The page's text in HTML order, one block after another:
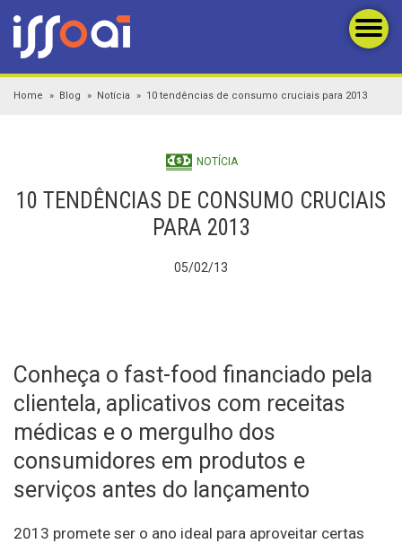
Home Blog Notícia 10 tendências de consumo cruciais para 2013
NOTÍCIA
10 TENDÊNCIAS DE CONSUMO CRUCIAIS
PARA 2013
05/02/13
Conheça o fast-food financiado pela
clientela, aplicativos com receitas
médicas e o mergulho dos
consumidores em produtos e
serviços antes do lançamento
2013 promete ser o ano ideal para aproveitar certas